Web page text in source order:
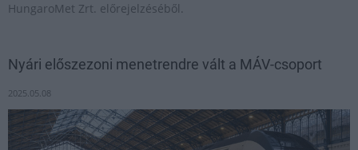
HungaroMet Zrt. előrejelzéséből.
Nyári előszezoni menetrendre vált a MÁV-csoport
2025.05.08